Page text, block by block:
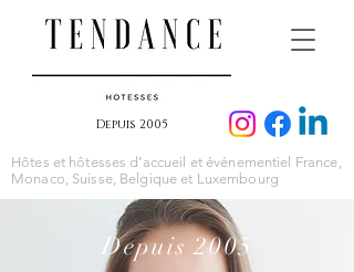
Depuis 2005
Hôtes et hôtesses d’accueil et événementiel France,
Monaco, Suisse, Belgique et Luxembourg
Depuis 2005